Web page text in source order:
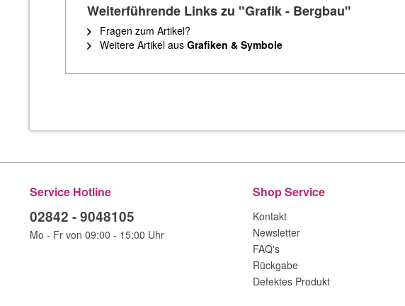
Weiterführende Links zu "Grafik - Bergbau"
Fragen zum Artikel?
Weitere Artikel aus Grafiken & Symbole
Service Hotline
02842 - 9048105
Mo - Fr von 09:00 - 15:00 Uhr
Shop Service
Kontakt
Newsletter
FAQ's
Rückgabe
Defektes Produkt